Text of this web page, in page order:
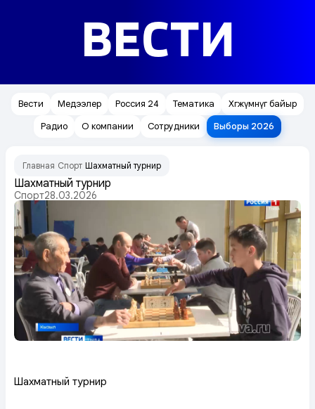
ВЕСТИ
Вести Медээлер Россия 24 Тематика
Хөгжүмнүг байыр
Радио
О компании Сотрудники Выборы 2026
Главная Спорт Шахматный турнир
Шахматный турнир
Спорт28.03.2026
Шахматный турнир